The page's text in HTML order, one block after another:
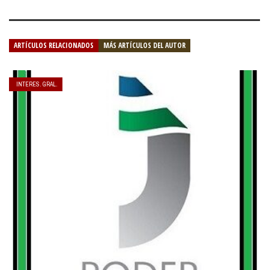
ARTÍCULOS RELACIONADOS MÁS ARTÍCULOS DEL AUTOR
INTERES. GRAL.